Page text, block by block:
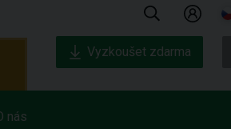
nás
Vyzkoušet zdarma